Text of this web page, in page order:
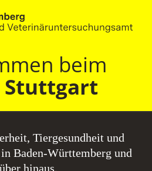
beim
Stuttgart
Tiergesundheit und
Baden-Württemberg und
hinaus.